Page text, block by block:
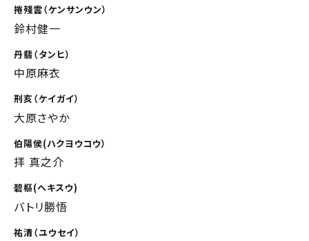
捲殘雲（ケンサンウン）
鈴村健一
丹翡（タンヒ）
中原麻衣
刑亥（ケイガイ）
大原さやか
伯陽侯(ハクヨウコウ）
拝 真之介
碧樞(ヘキスウ)
バトリ勝悟
祐清（ユウセイ）